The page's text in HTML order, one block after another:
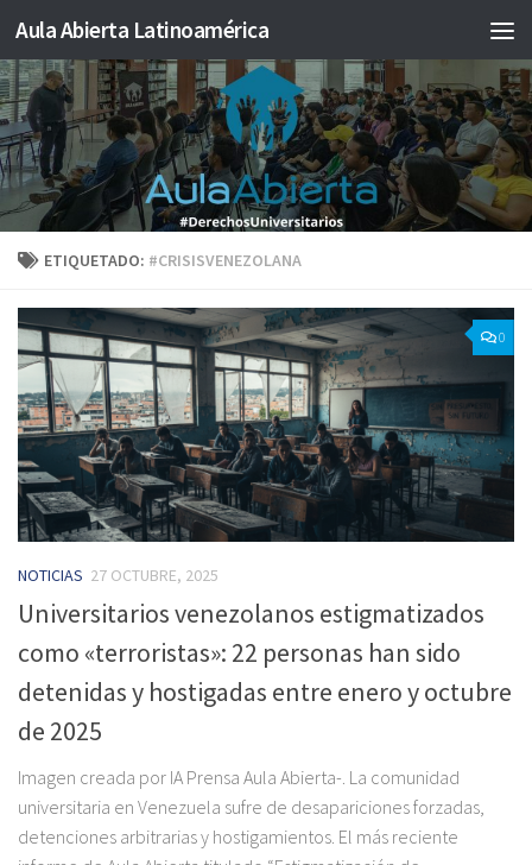
Saltar al contenido
Aula Abierta Latinoamérica
ETIQUETADO: #CRISISVENEZOLANA
0
NOTICIAS 27 OCTUBRE, 2025
Universitarios venezolanos estigmatizados
como «terroristas»: 22 personas han sido
detenidas y hostigadas entre enero y octubre
de 2025
Imagen creada por IA Prensa Aula Abierta-. La comunidad
universitaria en Venezuela sufre de desapariciones forzadas,
detenciones arbitrarias y hostigamientos. El más reciente